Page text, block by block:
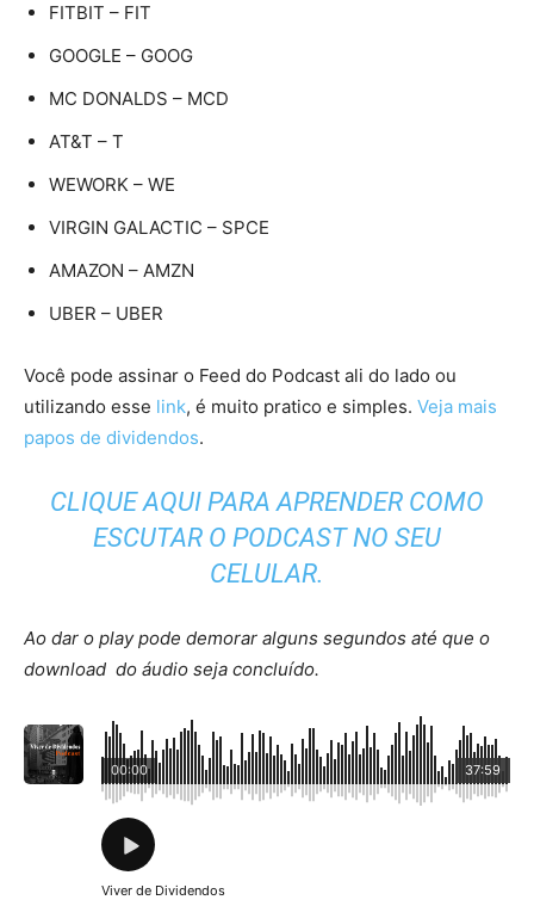
FITBIT – FIT
GOOGLE – GOOG
MC DONALDS – MCD
AT&T – T
WEWORK – WE
VIRGIN GALACTIC – SPCE
AMAZON – AMZN
UBER – UBER
Você pode assinar o Feed do Podcast ali do lado ou
utilizando esse link, é muito pratico e simples. Veja mais
papos de dividendos.
CLIQUE AQUI PARA APRENDER COMO
ESCUTAR O PODCAST NO SEU
CELULAR.
Ao dar o play pode demorar alguns segundos até que o
download do áudio seja concluído.
37:59
00:00
Viver de Dividendos